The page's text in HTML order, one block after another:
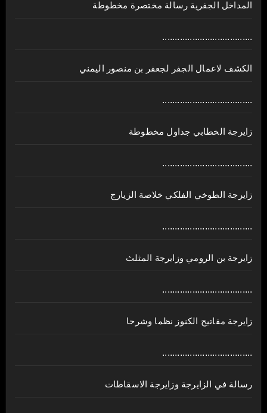
المداخل الجفرية رسالة مختصرة مخطوطة
....................................
الكشف لاعمال الجفر لجعفر بن منصور اليمني
....................................
زايرجة الخطابي جداول مخطوطة
....................................
زايرجة الطوخي الفلكي خلاصة الزيارج
....................................
زايرجة بن الرومي وزايرجة المثلث
....................................
زايرجة مفاتيح الكنوز نظما وشرحا
....................................
رسالة في الزايرجة وزايرجة الاسقاطات